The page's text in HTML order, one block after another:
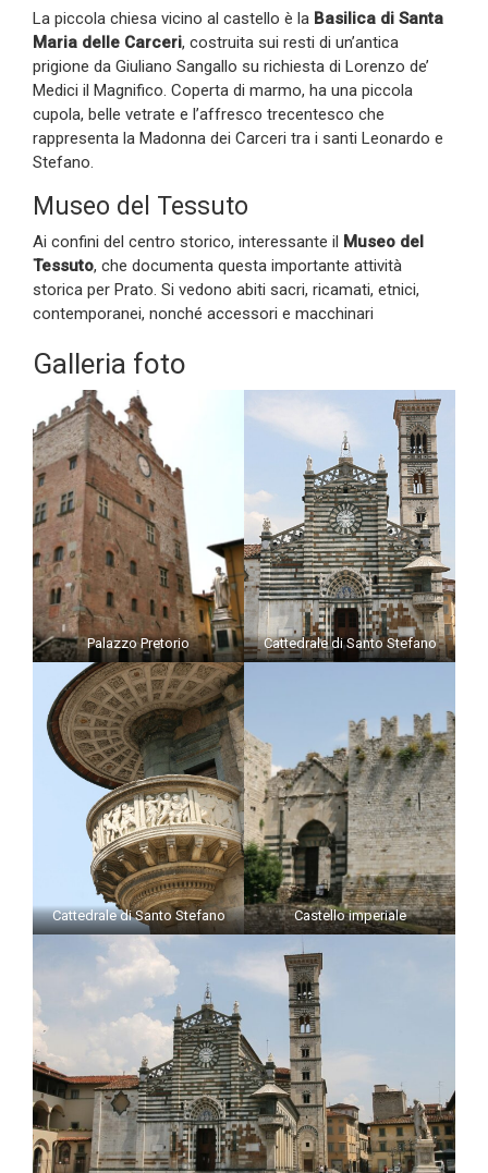
La piccola chiesa vicino al castello è la Basilica di Santa
Maria delle Carceri, costruita sui resti di un’antica
prigione da Giuliano Sangallo su richiesta di Lorenzo de’
Medici il Magnifico. Coperta di marmo, ha una piccola
cupola, belle vetrate e l’affresco trecentesco che
rappresenta la Madonna dei Carceri tra i santi Leonardo e
Stefano.
Museo del Tessuto
Ai confini del centro storico, interessante il Museo del
Tessuto, che documenta questa importante attività
storica per Prato. Si vedono abiti sacri, ricamati, etnici,
contemporanei, nonché accessori e macchinari
Galleria foto
Palazzo Pretorio Cattedrale di Santo Stefano
Cattedrale di Santo Stefano Castello imperiale